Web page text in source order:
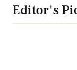
Editor's